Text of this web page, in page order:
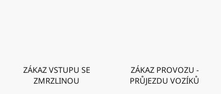
ZÁKAZ VSTUPU SE
ZMRZLINOU
ZÁKAZ PROVOZU -
PRŮJEZDU VOZÍKŮ